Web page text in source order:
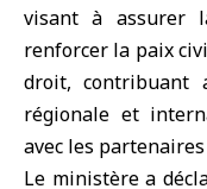
visant à assurer
renforcer la paix
droit, contribuant
régionale et
avec les
Le ministère a